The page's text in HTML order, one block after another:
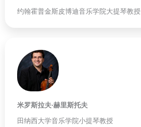
约翰霍普金斯皮博迪音乐学院大提琴教授
米罗斯拉夫·赫里斯托夫
田纳西大学音乐学院小提琴教授